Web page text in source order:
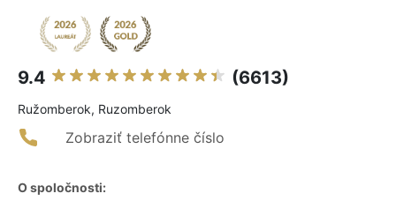
9.4 (6613)
Ružomberok, Ruzomberok
Zobraziť telefónne číslo
O spoločnosti: